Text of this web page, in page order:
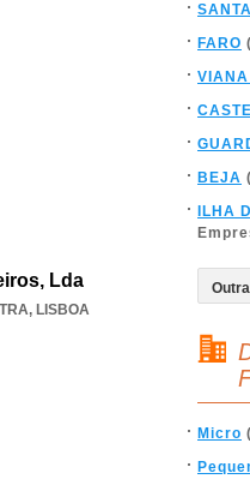
Lda
, LISBOA
FARO
BEJA
ILHA
Micro